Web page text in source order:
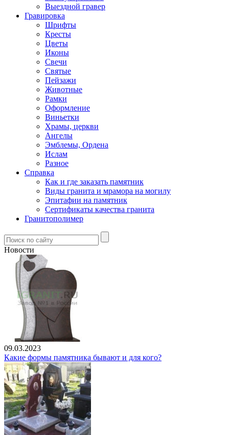
Выездной гравер
Гравировка
Шрифты
Кресты
Цветы
Иконы
Свечи
Святые
Пейзажи
Животные
Рамки
Оформление
Виньетки
Храмы, церкви
Ангелы
Эмблемы, Ордена
Ислам
Разное
Справка
Как и где заказать памятник
Виды гранита и мрамора на могилу
Эпитафии на памятник
Сертификаты качества гранита
Гранитополимер
Новости
09.03.2023
Какие формы памятника бывают и для кого?